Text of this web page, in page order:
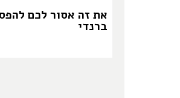
את זה אסור לכם
ברנדי